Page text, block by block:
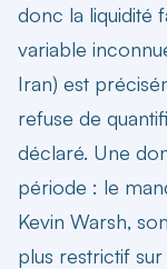
donc la liquidité
variable
Iran) est
refuse de
déclaré. Une
période : le
Kevin Warsh,
plus restrictif sur